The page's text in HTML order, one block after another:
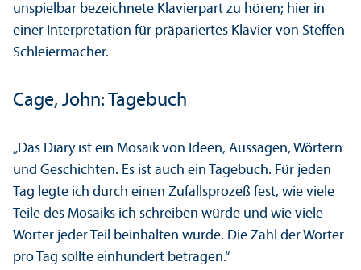
unspielbar bezeichnete Klavierpart zu hören; hier in
einer Interpretation für präpariertes Klavier von Steffen
Schleiermacher.
Cage, John: Tagebuch
„Das Diary ist ein Mosaik von Ideen, Aussagen, Wörtern
und Geschichten. Es ist auch ein Tagebuch. Für jeden
Tag legte ich durch einen Zufallsprozeß fest, wie viele
Teile des Mosaiks ich schreiben würde und wie viele
Wörter jeder Teil beinhalten würde. Die Zahl der Wörter
pro Tag sollte einhundert betragen.“